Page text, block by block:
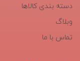
دسته بندی کالاها
وبلاگ
تماس با ما